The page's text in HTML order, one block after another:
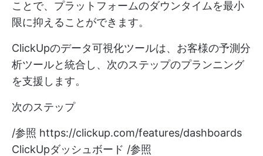
ことで、プラットフォームのダウンタイムを最小
限に抑えることができます。
ClickUpのデータ可視化ツールは、お客様の予測分
析ツールと統合し、次のステップのプランニング
を支援します。
次のステップ
/参照 https://clickup.com/features/dashboards
ClickUpダッシュボード /参照